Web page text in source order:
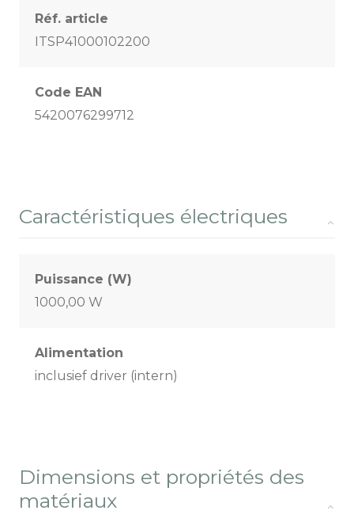
Réf. article
ITSP41000102200
Code EAN
5420076299712
Caractéristiques électriques
Puissance (W)
1000,00 W
Alimentation
inclusief driver (intern)
Dimensions et propriétés des
matériaux